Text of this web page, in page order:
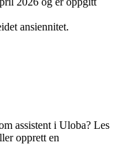
ansiennitet.
assistent i Uloba? Les
opprett en